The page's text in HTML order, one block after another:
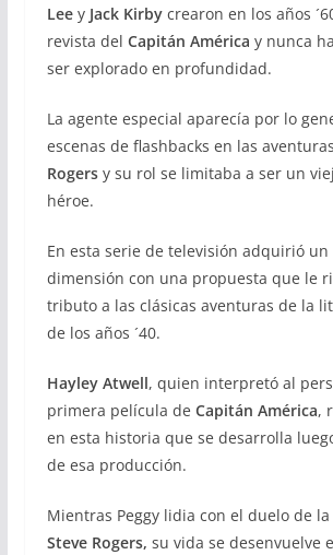
LeeyJack Kirbycrearon en los años
revista del Capitán América y nunca
ser explorado en profundidad.
La agente especial aparecía por lo
escenas de flashbacks en las
Rogersy su rol se limitaba a ser un
héroe.
En esta serie de televisión adquirió un
dimensión con una propuesta que le
tributo a las clásicas aventuras de la
de los años ´40.
Hayley Atwell, quien interpretó al
primera película de Capitán América,
en esta historia que se desarrolla
de esa producción.
Mientras Peggy lidia con el duelo de
Steve Rogers, su vida se desenvuelve